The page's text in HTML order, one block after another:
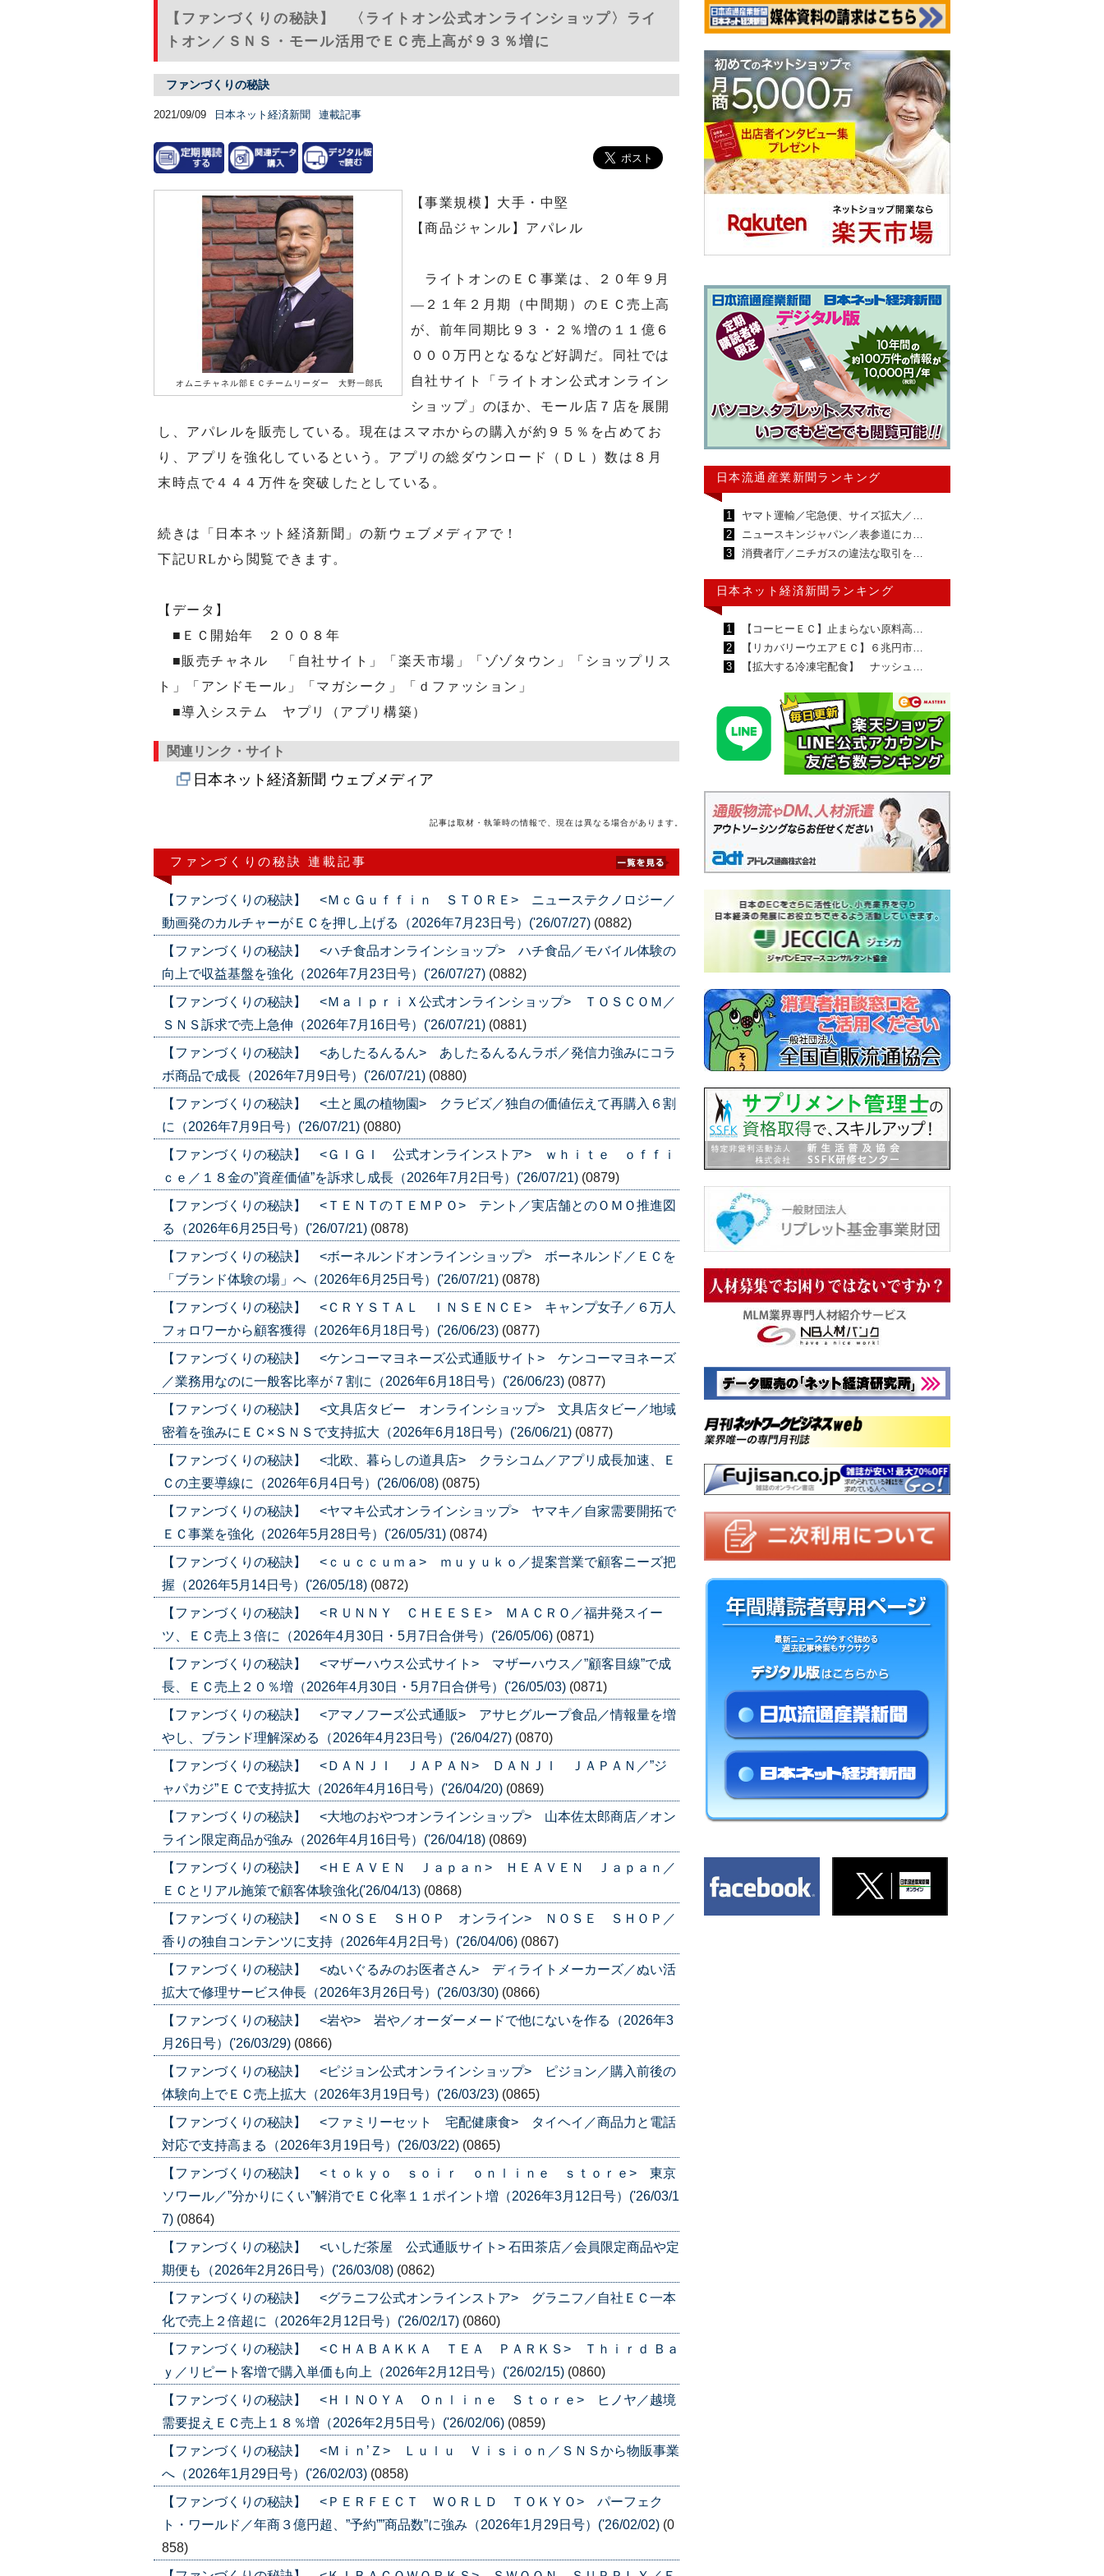
【ファンづくりの秘訣】 〈ライトオン公式オンラインショップ〉ライ
トオン／ＳＮＳ・モール活用でＥＣ売上高が９３％増に
ファンづくりの秘訣
2021/09/09 日本ネット経済新聞 連載記事
オムニチャネル部ＥＣチームリーダー 大野一郎氏
【事業規模】大手・中堅
【商品ジャンル】アパレル
ライトオンのＥＣ事業は、２０年９月
―２１年２月期（中間期）のＥＣ売上高
が、前年同期比９３・２％増の１１億６
０００万円となるなど好調だ。同社では
自社サイト「ライトオン公式オンライン
ショップ」のほか、モール店７店を展開
し、アパレルを販売している。現在はスマホからの購入が約９５％を占めてお
り、アプリを強化しているという。アプリの総ダウンロード（ＤＬ）数は８月
末時点で４４４万件を突破したとしている。
続きは「日本ネット経済新聞」の新ウェブメディアで！
下記URLから閲覧できます。
【データ】
■ＥＣ開始年 ２００８年
■販売チャネル 「自社サイト」「楽天市場」「ゾゾタウン」「ショップリス
ト」「アンドモール」「マガシーク」「ｄファッション」
■導入システム ヤプリ（アプリ構築）
関連リンク・サイト
日本ネット経済新聞 ウェブメディア
記事は取材・執筆時の情報で、現在は異なる場合があります。
ファンづくりの秘訣 連載記事
【ファンづくりの秘訣】 <ＭｃＧｕｆｆｉｎ ＳＴＯＲＥ> ニューステクノロジー／
動画発のカルチャーがＥＣを押し上げる（2026年7月23日号）('26/07/27) (0882)
【ファンづくりの秘訣】 <ハチ食品オンラインショップ> ハチ食品／モバイル体験の
向上で収益基盤を強化（2026年7月23日号）('26/07/27) (0882)
【ファンづくりの秘訣】 <ＭａｌｐｒｉＸ公式オンラインショップ> ＴＯＳＣＯＭ／
ＳＮＳ訴求で売上急伸（2026年7月16日号）('26/07/21) (0881)
【ファンづくりの秘訣】 <あしたるんるん> あしたるんるんラボ／発信力強みにコラ
ボ商品で成長（2026年7月9日号）('26/07/21) (0880)
【ファンづくりの秘訣】 <土と風の植物園> クラビズ／独自の価値伝えて再購入６割
に（2026年7月9日号）('26/07/21) (0880)
【ファンづくりの秘訣】 <ＧＩＧＩ 公式オンラインストア> ｗｈｉｔｅ ｏｆｆｉ
ｃｅ／１８金の”資産価値”を訴求し成長（2026年7月2日号）('26/07/21) (0879)
【ファンづくりの秘訣】 <ＴＥＮＴのＴＥＭＰＯ> テント／実店舗とのＯＭＯ推進図
る（2026年6月25日号）('26/07/21) (0878)
【ファンづくりの秘訣】 <ボーネルンドオンラインショップ> ボーネルンド／ＥＣを
「ブランド体験の場」へ（2026年6月25日号）('26/07/21) (0878)
【ファンづくりの秘訣】 <ＣＲＹＳＴＡＬ ＩＮＳＥＮＣＥ> キャンプ女子／６万人
フォロワーから顧客獲得（2026年6月18日号）('26/06/23) (0877)
【ファンづくりの秘訣】 <ケンコーマヨネーズ公式通販サイト> ケンコーマヨネーズ
／業務用なのに一般客比率が７割に（2026年6月18日号）('26/06/23) (0877)
【ファンづくりの秘訣】 <文具店タビー オンラインショップ> 文具店タビー／地域
密着を強みにＥＣ×ＳＮＳで支持拡大（2026年6月18日号）('26/06/21) (0877)
【ファンづくりの秘訣】 <北欧、暮らしの道具店> クラシコム／アプリ成長加速、Ｅ
Ｃの主要導線に（2026年6月4日号）('26/06/08) (0875)
【ファンづくりの秘訣】 <ヤマキ公式オンラインショップ> ヤマキ／自家需要開拓で
ＥＣ事業を強化（2026年5月28日号）('26/05/31) (0874)
【ファンづくりの秘訣】 <ｃｕｃｃｕｍａ> ｍｕｙｕｋｏ／提案営業で顧客ニーズ把
握（2026年5月14日号）('26/05/18) (0872)
【ファンづくりの秘訣】 <ＲＵＮＮＹ ＣＨＥＥＳＥ> ＭＡＣＲＯ／福井発スイー
ツ、ＥＣ売上３倍に（2026年4月30日・5月7日合併号）('26/05/06) (0871)
【ファンづくりの秘訣】 <マザーハウス公式サイト> マザーハウス／”顧客目線”で成
長、ＥＣ売上２０％増（2026年4月30日・5月7日合併号）('26/05/03) (0871)
【ファンづくりの秘訣】 <アマノフーズ公式通販> アサヒグループ食品／情報量を増
やし、ブランド理解深める（2026年4月23日号）('26/04/27) (0870)
【ファンづくりの秘訣】 <ＤＡＮＪＩ ＪＡＰＡＮ> ＤＡＮＪＩ ＪＡＰＡＮ／”ジ
ャパカジ”ＥＣで支持拡大（2026年4月16日号）('26/04/20) (0869)
【ファンづくりの秘訣】 <大地のおやつオンラインショップ> 山本佐太郎商店／オン
ライン限定商品が強み（2026年4月16日号）('26/04/18) (0869)
【ファンづくりの秘訣】 <ＨＥＡＶＥＮ Ｊａｐａｎ> ＨＥＡＶＥＮ Ｊａｐａｎ／
ＥＣとリアル施策で顧客体験強化('26/04/13) (0868)
【ファンづくりの秘訣】 <ＮＯＳＥ ＳＨＯＰ オンライン> ＮＯＳＥ ＳＨＯＰ／
香りの独自コンテンツに支持（2026年4月2日号）('26/04/06) (0867)
【ファンづくりの秘訣】 <ぬいぐるみのお医者さん> ディライトメーカーズ／ぬい活
拡大で修理サービス伸長（2026年3月26日号）('26/03/30) (0866)
【ファンづくりの秘訣】 <岩や> 岩や／オーダーメードで他にないを作る（2026年3
月26日号）('26/03/29) (0866)
【ファンづくりの秘訣】 <ピジョン公式オンラインショップ> ピジョン／購入前後の
体験向上でＥＣ売上拡大（2026年3月19日号）('26/03/23) (0865)
【ファンづくりの秘訣】 <ファミリーセット 宅配健康食> タイヘイ／商品力と電話
対応で支持高まる（2026年3月19日号）('26/03/22) (0865)
【ファンづくりの秘訣】 <ｔｏｋｙｏ ｓｏｉｒ ｏｎｌｉｎｅ ｓｔｏｒｅ> 東京
ソワール／”分かりにくい”解消でＥＣ化率１１ポイント増（2026年3月12日号）('26/03/1
7) (0864)
【ファンづくりの秘訣】 <いしだ茶屋 公式通販サイト> 石田茶店／会員限定商品や定
期便も（2026年2月26日号）('26/03/08) (0862)
【ファンづくりの秘訣】 <グラニフ公式オンラインストア> グラニフ／自社ＥＣ一本
化で売上２倍超に（2026年2月12日号）('26/02/17) (0860)
【ファンづくりの秘訣】 <ＣＨＡＢＡＫＫＡ ＴＥＡ ＰＡＲＫＳ> Ｔｈｉｒｄ Ｂａ
ｙ／リピート客増で購入単価も向上（2026年2月12日号）('26/02/15) (0860)
【ファンづくりの秘訣】 <ＨＩＮＯＹＡ Ｏｎｌｉｎｅ Ｓｔｏｒｅ> ヒノヤ／越境
需要捉えＥＣ売上１８％増（2026年2月5日号）('26/02/06) (0859)
【ファンづくりの秘訣】 <Ｍｉｎ’Ｚ> Ｌｕｌｕ Ｖｉｓｉｏｎ／ＳＮＳから物販事業
へ（2026年1月29日号）('26/02/03) (0858)
【ファンづくりの秘訣】 <ＰＥＲＦＥＣＴ ＷＯＲＬＤ ＴＯＫＹＯ> パーフェク
ト・ワールド／年商３億円超、”予約””商品数”に強み（2026年1月29日号）('26/02/02) (0
858)
日本流通産業新聞ランキング
1
ヤマト運輸／宅急便、サイズ拡大／…
2
ニュースキンジャパン／表参道にカ…
3
消費者庁／ニチガスの違法な取引を…
日本ネット経済新聞ランキング
1
【コーヒーＥＣ】止まらない原料高…
2
【リカバリーウエアＥＣ】６兆円市…
3
【拡大する冷凍宅配食】 ナッシュ…